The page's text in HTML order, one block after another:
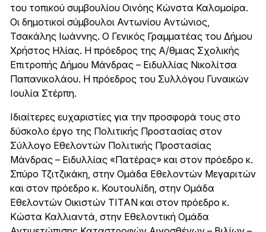
του τοπικού συμβουλίου Οινόης Κώνστα Καλομοίρα.
Οι δημοτικοί σύμβουλοι Αντωνίου Αντώνιος,
Τσακάλης Ιωάννης. Ο Γενικός Γραμματέας του Δήμου
Χρήστος Ηλίας. Η πρόεδρος της Α/θμιας Σχολικής
Επιτροπής Δήμου Μάνδρας – Ειδυλλίας Νικολίτσα
Παπανικολάου. Η πρόεδρος του Συλλόγου Γυναικών
Ιουλία Στέρπη.
Ιδιαίτερες ευχαριστίες για την προσφορά τους στο
δύσκολο έργο της Πολιτικής Προστασίας στον
Σύλλογο Εθελοντών Πολιτικής Προστασίας
Μάνδρας – Ειδυλλίας «Πατέρας» και στον πρόεδρο κ.
Σπύρο Τζιτζικάκη, στην Ομάδα Εθελοντών Μεγαριτών
και στον πρόεδρο κ. Κουτουλίδη, στην Ομάδα
Εθελοντών Οικιστών ΤΙΤΑΝ και στον πρόεδρο κ.
Κώστα Καλλιαντά, στην Εθελοντική Ομάδα